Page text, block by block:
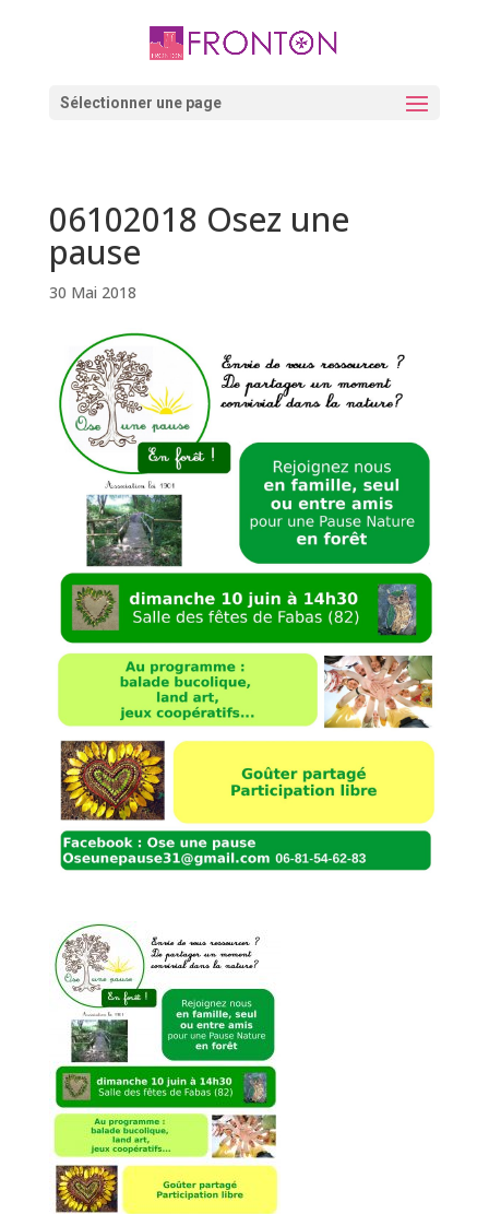
Sélectionner une page
06102018 Osez une
pause
30 Mai 2018